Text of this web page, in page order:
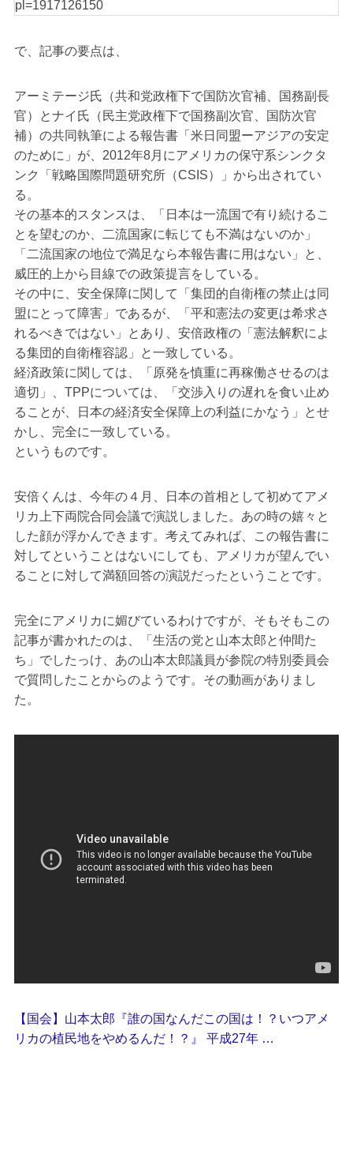
で、記事の要点は、
アーミテージ氏（共和党政権下で国防次官補、国務副長
官）とナイ氏（民主党政権下で国務副次官、国防次官
補）の共同執筆による報告書「米日同盟ーアジアの安定
のために」が、2012年8月にアメリカの保守系シンクタ
ンク「戦略国際問題研究所（CSIS）」から出されてい
る。
その基本的スタンスは、「日本は一流国で有り続けるこ
とを望むのか、二流国家に転じても不満はないのか」
「二流国家の地位で満足なら本報告書に用はない」と、
威圧的上から目線での政策提言をしている。
その中に、安全保障に関して「集団的自衛権の禁止は同
盟にとって障害」であるが、「平和憲法の変更は希求さ
れるべきではない」とあり、安倍政権の「憲法解釈によ
る集団的自衛権容認」と一致している。
経済政策に関しては、「原発を慎重に再稼働させるのは
適切」、TPPについては、「交渉入りの遅れを食い止め
ることが、日本の経済安全保障上の利益にかなう」とせ
かし、完全に一致している。
というものです。
安倍くんは、今年の４月、日本の首相として初めてアメ
リカ上下両院合同会議で演説しました。あの時の嬉々と
した顔が浮かんできます。考えてみれば、この報告書に
対してということはないにしても、アメリカが望んでい
ることに対して満額回答の演説だったということです。
完全にアメリカに媚びているわけですが、そもそもこの
記事が書かれたのは、「生活の党と山本太郎と仲間た
ち」でしたっけ、あの山本太郎議員が参院の特別委員会
で質問したことからのようです。その動画がありまし
た。
【国会】山本太郎『誰の国なんだこの国は！？いつアメ
リカの植民地をやめるんだ！？』 平成27年 …